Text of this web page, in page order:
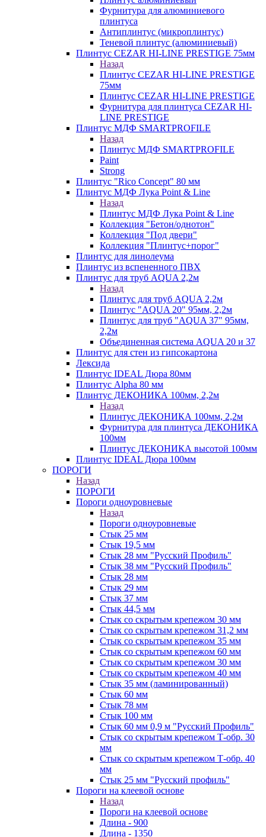
Фурнитура для алюминиевого
плинтуса
Антиплинтус (микроплинтус)
Теневой плинтус (алюминиевый)
Плинтус CEZAR HI-LINE PRESTIGE 75мм
Назад
Плинтус CEZAR HI-LINE PRESTIGE
75мм
Плинтус CEZAR HI-LINE PRESTIGE
Фурнитура для плинтуса CEZAR HI-
LINE PRESTIGE
Плинтус МДФ SMARTPROFILE
Назад
Плинтус МДФ SMARTPROFILE
Paint
Strong
Плинтус "Rico Concept" 80 мм
Плинтус МДФ Лука Point & Line
Назад
Плинтус МДФ Лука Point & Line
Коллекция "Бетон/однотон"
Коллекция "Под двери"
Коллекция "Плинтус+порог"
Плинтус для линолеума
Плинтус из вспененного ПВХ
Плинтус для труб AQUA 2,2м
Назад
Плинтус для труб AQUA 2,2м
Плинтус "AQUA 20" 95мм, 2,2м
Плинтус для труб "AQUA 37" 95мм,
2,2м
Объединенная система AQUA 20 и 37
Плинтус для стен из гипсокартона
Лексида
Плинтус IDEAL Дюра 80мм
Плинтус Alpha 80 мм
Плинтус ДЕКОНИКА 100мм, 2,2м
Назад
Плинтус ДЕКОНИКА 100мм, 2,2м
Фурнитура для плинтуса ДЕКОНИКА
100мм
Плинтус ДЕКОНИКА высотой 100мм
Плинтус IDEAL Дюра 100мм
ПОРОГИ
Назад
ПОРОГИ
Пороги одноуровневые
Назад
Пороги одноуровневые
Стык 25 мм
Стык 19,5 мм
Стык 28 мм "Русский Профиль"
Стык 38 мм "Русский Профиль"
Стык 28 мм
Стык 29 мм
Стык 37 мм
Стык 44,5 мм
Стык со скрытым крепежом 30 мм
Стык со скрытым крепежом 31,2 мм
Стык со скрытым крепежом 35 мм
Стык со скрытым крепежом 60 мм
Стык со скрытым крепежом 30 мм
Стык со скрытым крепежом 40 мм
Стык 35 мм (ламинированный)
Стык 60 мм
Стык 78 мм
Стык 100 мм
Стык 60 мм 0,9 м "Русский Профиль"
Стык со скрытым крепежом Т-обр. 30
мм
Стык со скрытым крепежом Т-обр. 40
мм
Стык 25 мм "Русский профиль"
Пороги на клеевой основе
Назад
Пороги на клеевой основе
Длина - 900
Длина - 1350